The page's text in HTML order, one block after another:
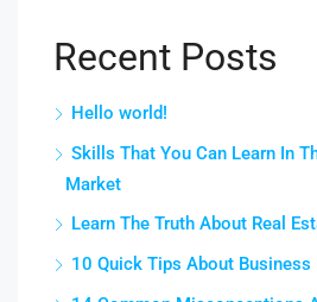
Recent Posts
Hello world!
Skills That You Can Learn In
Market
Learn The Truth About Real
10 Quick Tips About Business